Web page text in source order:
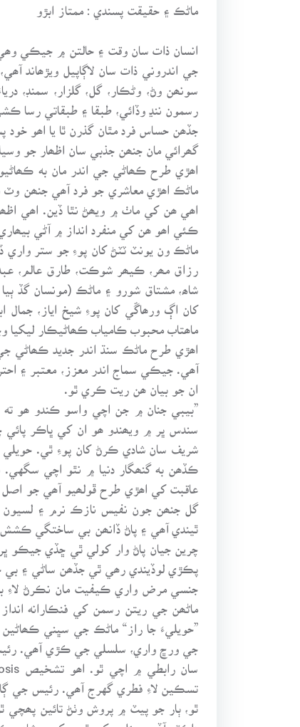
ماڻڪ ۽ حقيقت پسندي : ممتاز ابڙو
انسان ذات سان وقت ۽ حالتن ۾ جيڪي وھي
جي اندروني ذات سان لاڳاپيل ويڙھاند
سونھن وڻ، وڻڪار، گل، گلزار، سمنڊ،
رسمون ننڍ وڏائي، طبقا ۽ طبقاتي رسا
جڏھن حساس فرد مٿان گذرن ٿا يا اھو
گھرائي مان جنھن جذبي سان اظھار جو
اھڙي طرح ڪھاڻي جي اندر مان به
ماڻڪ اھڙي معاشري جو فرد آھي جنھن وٽ
اھي ھن کي ماٺ ۾ ويھڻ نٿا ڏين. اھي
ڪئي اھو ھن کي منفرد انداز ۾ آڻي بيھاري
ماڻڪ ون يونٽ ٽٽڻ کان پوءِ جو ستر
رزاق مھر، ڪيھر شوڪت، طارق عالم،
شاھ، مشتاق شورو ۽ ماڻڪ (مونسان گڏ
کان اڳ ورھاڱي کان پوءِ شيخ اياز، جمال
ماھتاب محبوب ڪامياب ڪھاڻيڪار ليکيا
اھڙي طرح ماڻڪ سنڌ اندر جديد ڪھاڻي
آھي. جيڪي سماج اندر معزز، معتبر ۽
ان جو بيان ھن ريت ڪري ٿو.
”بيبي جنان ۾ جن اچي واسو ڪندو ھو
سندس ڀر ۾ ويھندو ھو ان کي ڀاڪر
شريف سان شادي ڪرڻ کان پوءِ ٿي.
ڪڏھن به گنھگار دنيا ۾ نٿو اچي
عاقبت کي اھڙي طرح ڦولھيو آھي جو
گل جنھن جون نفيس نازڪ نرم ۽ لسيون
ٿيندي آھي ۽ پاڻ ڏانھن بي ساختگي ڪشش
چرين جيان پاڻ وار کولي ٿي ڇڏي
پڪڙي لوڏيندي رھي ٿي جڏھن ساڻي ۽
جنسي مرض واري ڪيفيت مان نڪرڻ لاءِ
ماڻھن جي ريتن رسمن کي فنڪارانه
”حويليءَ جا راز“ ماڻڪ جي سڀني
جي ورڇ واري، سلسلي جي ڪڙي آھي. رئيس
تسڪين لاءِ فطري گهرج آھي. رئيس جي
ٿو، ٻار جو پيٽ ۾ پروش وٺڻ تائين
ڊاڪٽر آڏو مسئلو رکي ٿو ۽ کيس شادي